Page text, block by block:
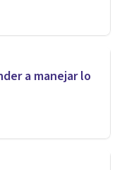
a manejar lo